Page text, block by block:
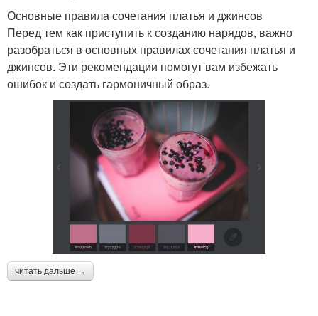
Основные правила сочетания платья и джинсов
Перед тем как приступить к созданию нарядов, важно
разобраться в основных правилах сочетания платья и
джинсов. Эти рекомендации помогут вам избежать
ошибок и создать гармоничный образ.
читать дальше →